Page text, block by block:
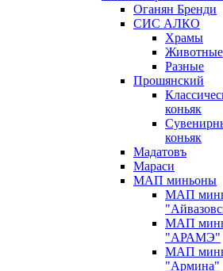
Оганян Бренди
СИС АЛКО
Храмы
Животные
Разные
Прошянский
коньяк
коньяк
Мадатовъ
Мараси
МАП миньоны
МАП
МАП
"АРАМЭ"
МАП
"Армина"